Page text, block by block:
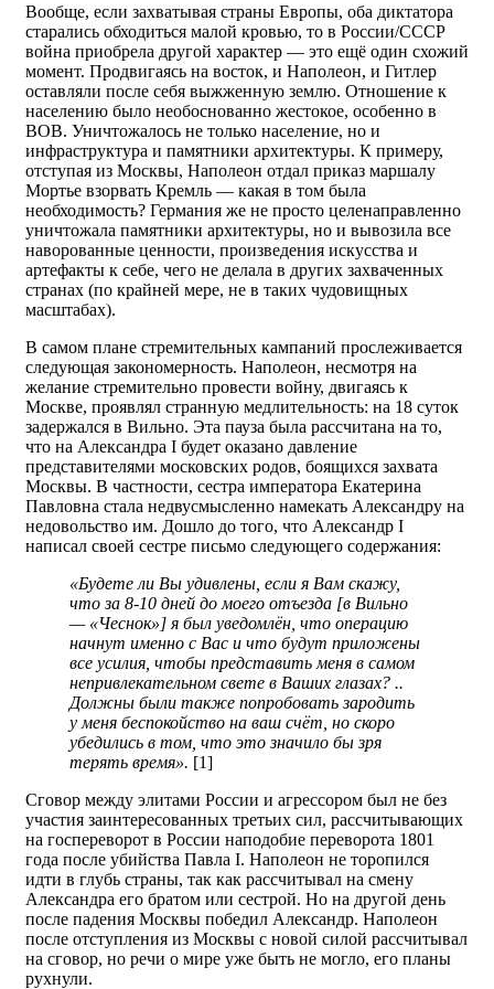
Вообще, если захватывая страны Европы, оба диктатора
старались обходиться малой кровью, то в России/СССР
война приобрела другой характер — это ещё один схожий
момент. Продвигаясь на восток, и Наполеон, и Гитлер
оставляли после себя выжженную землю. Отношение к
населению было необоснованно жестокое, особенно в
ВОВ. Уничтожалось не только население, но и
инфраструктура и памятники архитектуры. К примеру,
отступая из Москвы, Наполеон отдал приказ маршалу
Мортье взорвать Кремль — какая в том была
необходимость? Германия же не просто целенаправленно
уничтожала памятники архитектуры, но и вывозила все
наворованные ценности, произведения искусства и
артефакты к себе, чего не делала в других захваченных
странах (по крайней мере, не в таких чудовищных
масштабах).
В самом плане стремительных кампаний прослеживается
следующая закономерность. Наполеон, несмотря на
желание стремительно провести войну, двигаясь к
Москве, проявлял странную медлительность: на 18 суток
задержался в Вильно. Эта пауза была рассчитана на то,
что на Александра I будет оказано давление
представителями московских родов, боящихся захвата
Москвы. В частности, сестра императора Екатерина
Павловна стала недвусмысленно намекать Александру на
недовольство им. Дошло до того, что Александр I
написал своей сестре письмо следующего содержания:
«Будете ли Вы удивлены, если я Вам скажу,
что за 8-10 дней до моего отъезда [в Вильно
— «Чеснок»] я был уведомлён, что операцию
начнут именно с Вас и что будут приложены
все усилия, чтобы представить меня в самом
непривлекательном свете в Ваших глазах? ..
Должны были также попробовать зародить
у меня беспокойство на ваш счёт, но скоро
убедились в том, что это значило бы зря
терять время». [1]
Сговор между элитами России и агрессором был не без
участия заинтересованных третьих сил, рассчитывающих
на госпереворот в России наподобие переворота 1801
года после убийства Павла I. Наполеон не торопился
идти в глубь страны, так как рассчитывал на смену
Александра его братом или сестрой. Но на другой день
после падения Москвы победил Александр. Наполеон
после отступления из Москвы с новой силой рассчитывал
на сговор, но речи о мире уже быть не могло, его планы
рухнули.